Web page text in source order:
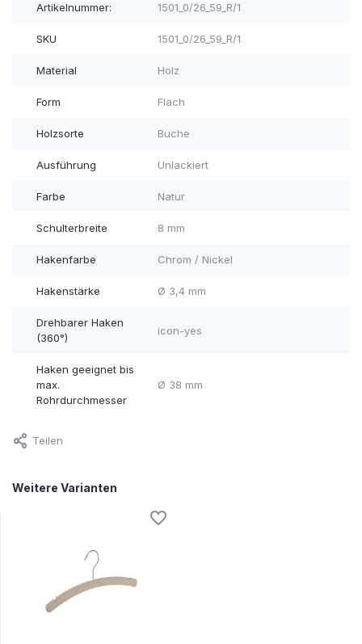
Artikelnummer: 1501_0/26_59_R/1
SKU 1501_0/26_59_R/1
Material Holz
Form Flach
Holzsorte Buche
Ausführung Unlackiert
Farbe Natur
Schulterbreite 8 mm
Hakenfarbe Chrom / Nickel
Hakenstärke Ø 3,4 mm
Drehbarer Haken
(360°)
icon-yes
Haken geeignet bis
max.
Rohrdurchmesser
Ø 38 mm
Teilen
Weitere Varianten